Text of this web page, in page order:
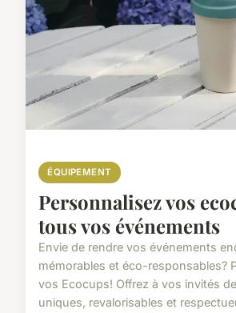
ÉQUIPEMENT
Personnalisez vos
tous vos événements
Envie de rendre vos événements
mémorables et éco-responsables?
vos Ecocups! Offrez à vos invités
uniques, revalorisables et